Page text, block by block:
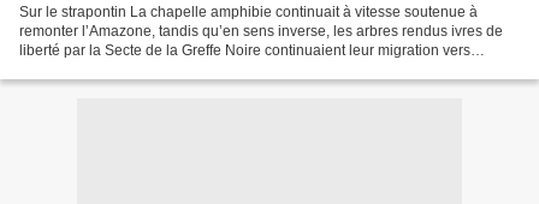
Sur le strapontin La chapelle amphibie continuait à vitesse soutenue à
remonter l’Amazone, tandis qu’en sens inverse, les arbres rendus ivres de
liberté par la Secte de la Greffe Noire continuaient leur migration vers